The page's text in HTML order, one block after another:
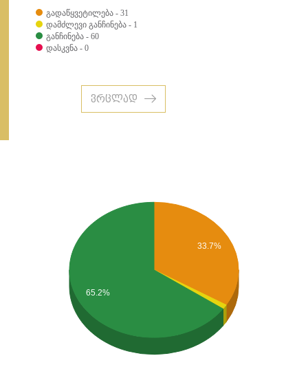
გადაწყვეტილება - 31
დამძლევი განჩინება - 1
განჩინება - 60
დასკვნა - 0
ვრცლად
33.7%
65.2%